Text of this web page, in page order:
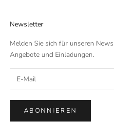
Newsletter
Melden Sie sich für unseren
Angebote und Einladungen.
ABONNIEREN